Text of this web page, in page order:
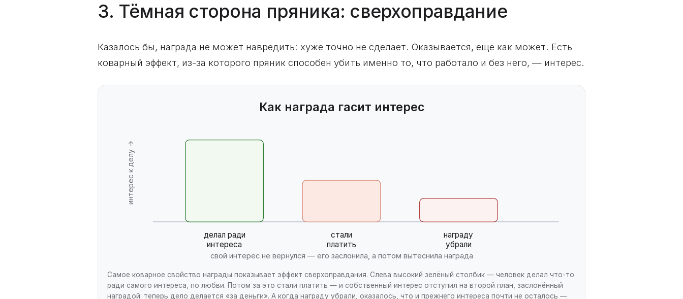
3. Тёмная сторона пряника: сверхоправдание
Казалось бы, награда не может навредить: хуже точно не сделает. Оказывается, ещё как может. Есть
коварный эффект, из-за которого пряник способен убить именно то, что работало и без него, — интерес.
Как награда гасит интерес
интерес к делу →
делал ради
интереса
стали
платить
награду
убрали
свой интерес не вернулся — его заслонила, а потом вытеснила награда
Самое коварное свойство награды показывает эффект сверхоправдания. Слева высокий зелёный столбик — человек делал что-то
ради самого интереса, по любви. Потом за это стали платить — и собственный интерес отступил на второй план, заслонённый
наградой: теперь дело делается «за деньги». А когда награду убрали, оказалось, что и прежнего интереса почти не осталось —